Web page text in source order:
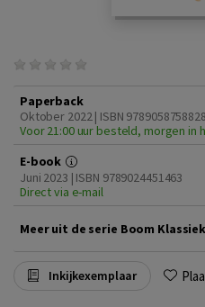
Paperback
Oktober 2022 | ISBN
Voor 21:00 uur besteld, morgen in
E-book
Juni 2023 | ISBN 9789024451463
Direct via e-mail
Meer uit de serie Boom Klassiek
Inkijkexemplaar